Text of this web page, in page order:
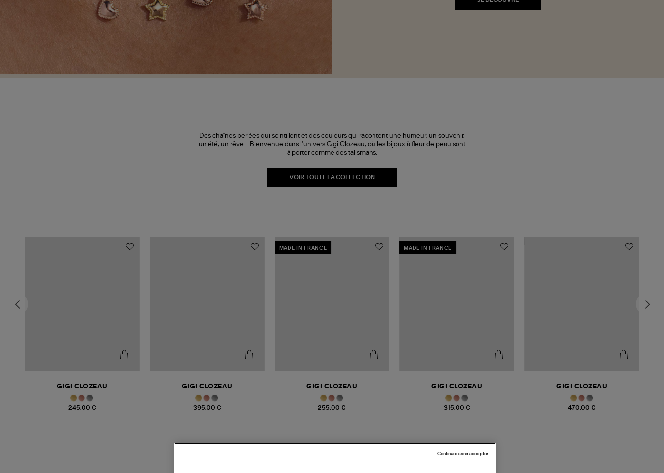
Des chaînes perlées qui scintillent et des couleurs qui racontent une humeur, un souvenir,
un été, un rêve… Bienvenue dans l’univers Gigi Clozeau, où les bijoux à fleur de peau sont
à porter comme des talismans.
VOIR TOUTE LA COLLECTION
245,00 €
GIGI CLOZEAU
395,00 €
GIGI CLOZEAU
MADE IN FRANCE
255,00 €
GIGI CLOZEAU
MADE IN FRANCE
315,00 €
GIGI CLOZEAU
470,00 €
GIGI CLOZEAU
Continuer sans accepter